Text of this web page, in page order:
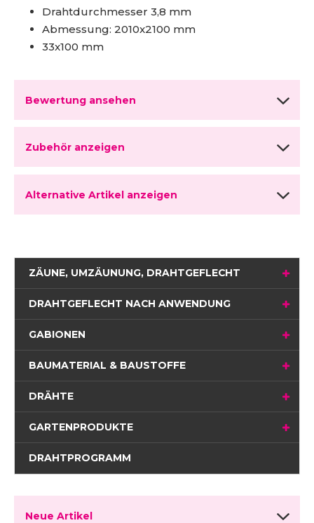
Drahtdurchmesser 3,8 mm
Abmessung: 2010x2100 mm
33x100 mm
Bewertung ansehen
Zubehör anzeigen
Alternative Artikel anzeigen
ZÄUNE, UMZÄUNUNG, DRAHTGEFLECHT
DRAHTGEFLECHT NACH ANWENDUNG
GABIONEN
BAUMATERIAL & BAUSTOFFE
DRÄHTE
GARTENPRODUKTE
DRAHTPROGRAMM
Neue Artikel